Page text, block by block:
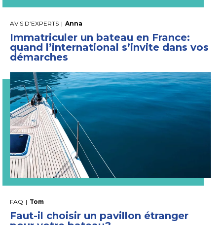
Anna
|
AVIS D’EXPERTS
Immatriculer un bateau en France:
quand l’international s’invite dans vos
démarches
Tom
|
FAQ
Faut-il choisir un pavillon étranger